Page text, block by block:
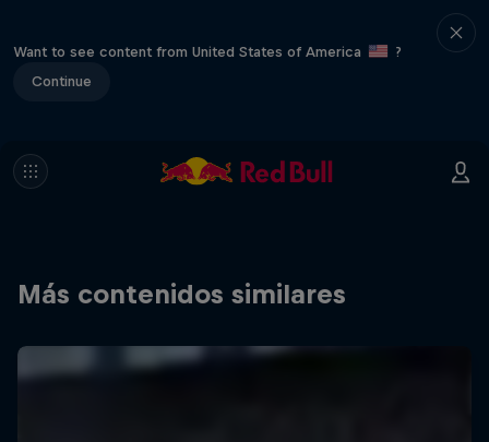
Want to see content from United States of America
?
Continue
Más contenidos similares